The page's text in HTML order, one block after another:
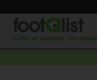
Créez et partagez vos